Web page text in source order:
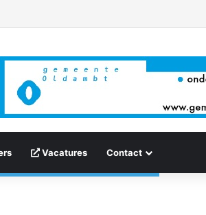
Vacatures Contact